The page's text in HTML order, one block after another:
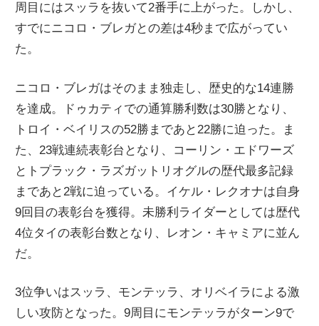
周目にはスッラを抜いて2番手に上がった。しかし、
すでにニコロ・ブレガとの差は4秒まで広がってい
た。
ニコロ・ブレガはそのまま独走し、歴史的な14連勝
を達成。ドゥカティでの通算勝利数は30勝となり、
トロイ・ベイリスの52勝まであと22勝に迫った。ま
た、23戦連続表彰台となり、コーリン・エドワーズ
とトプラック・ラズガットリオグルの歴代最多記録
まであと2戦に迫っている。イケル・レクオナは自身
9回目の表彰台を獲得。未勝利ライダーとしては歴代
4位タイの表彰台数となり、レオン・キャミアに並ん
だ。
3位争いはスッラ、モンテッラ、オリベイラによる激
しい攻防となった。9周目にモンテッラがターン9で